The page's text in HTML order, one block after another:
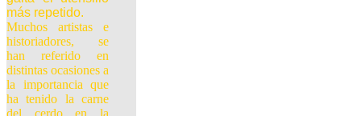
más repetido.
Muchos artistas e
historiadores, se
han referido en
distintas ocasiones a
la importancia que
ha tenido la carne
del cerdo en la